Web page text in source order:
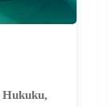
Hukuku,